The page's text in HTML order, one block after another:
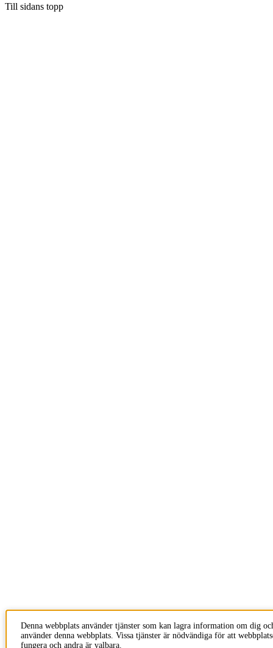
Till sidans topp
Denna webbplats använder tjänster som kan lagra information om dig
använder denna webbplats. Vissa tjänster är nödvändiga för att
fungera och andra är valbara.